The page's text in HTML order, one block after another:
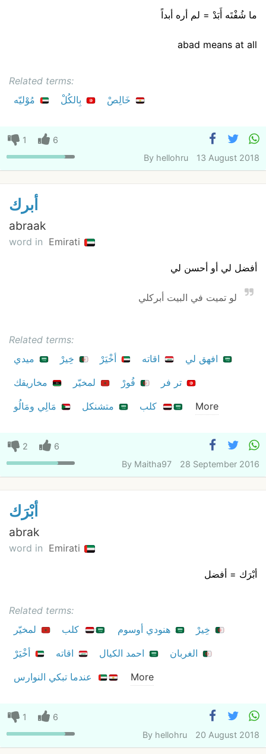
ما شُفْتَه أَبَدْ = لم أره أبداً
abad means at all
Related terms:
مُوْليّه
بِالكُلْ خَالِصْ
1
6
By hellohru 13 August 2018
أبرك
abraak
word in Emirati
أفضل لي أو أحسن لي
لو تميت في البيت أبركلي
Related terms:
ميدي
خِيرْ أخْيَرْ اقاته
افهق لي
مخاريقك
لمخيّر فُورْ
تر فر
مَالِي ومَالُو
متشنكل كلب More
2
6
By Maitha97 28 September 2016
أبْرَك
abrak
word in Emirati
أبْرَك = أفضل
Related terms:
لمخيّر
كلب هنودي أوسوم
خِيرْ
أخْيَرْ
اقاته احمد الكيال
الغربان
عندما تبكي النوارس
More
1
6
By hellohru 20 August 2018